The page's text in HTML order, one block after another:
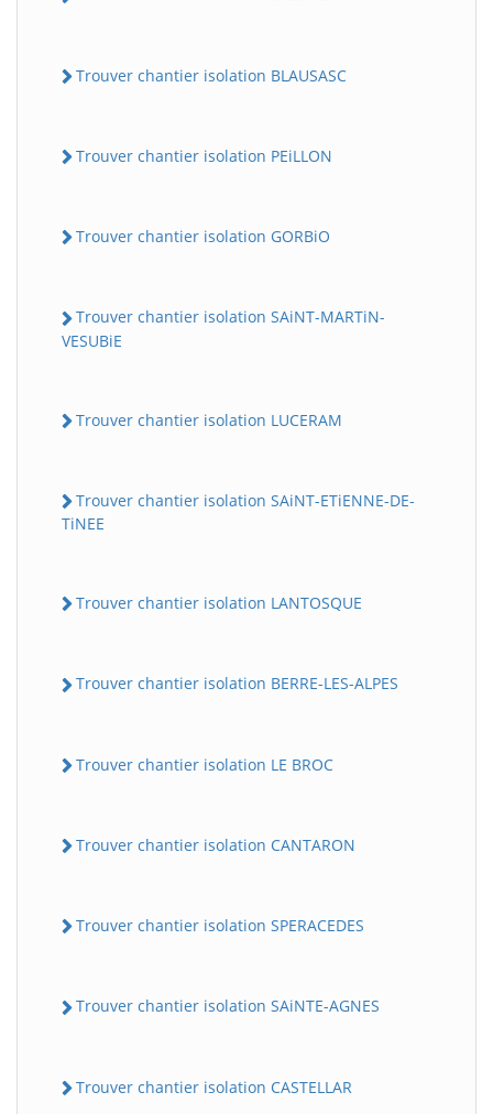
Trouver chantier isolation BLAUSASC
Trouver chantier isolation PEiLLON
Trouver chantier isolation GORBiO
Trouver chantier isolation SAiNT-MARTiN-
VESUBiE
Trouver chantier isolation LUCERAM
Trouver chantier isolation SAiNT-ETiENNE-DE-
TiNEE
Trouver chantier isolation LANTOSQUE
Trouver chantier isolation BERRE-LES-ALPES
Trouver chantier isolation LE BROC
Trouver chantier isolation CANTARON
Trouver chantier isolation SPERACEDES
Trouver chantier isolation SAiNTE-AGNES
Trouver chantier isolation CASTELLAR